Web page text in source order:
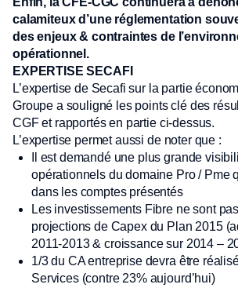
calamiteux d’une réglementation
des enjeux & contraintes de
opérationnel.
EXPERTISE SECAFI
L’expertise de Secafi sur la partie
Groupe a souligné les points clé des
CGF et rapportés en partie ci-dessus.
L’expertise permet aussi de noter que :
Il est demandé une plus grande
opérationnels du domaine Pro / Pme
dans les comptes présentés
Les investissements Fibre ne sont
projections de Capex du Plan 2015
2011-2013 & croissance sur 2014 –
1/3 du CA entreprise devra être
Services (contre 23% aujourd’hui)